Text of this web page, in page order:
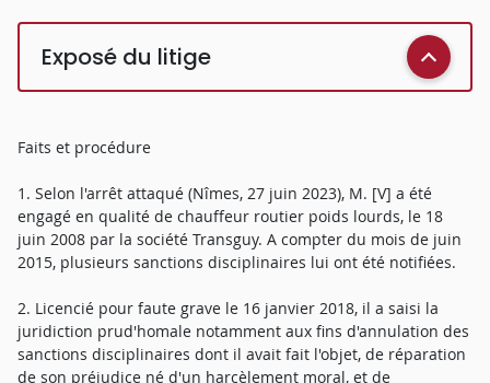
Exposé du litige
Faits et procédure
1. Selon l'arrêt attaqué (Nîmes, 27 juin 2023), M. [V] a été
engagé en qualité de chauffeur routier poids lourds, le 18
juin 2008 par la société Transguy. A compter du mois de juin
2015, plusieurs sanctions disciplinaires lui ont été notifiées.
2. Licencié pour faute grave le 16 janvier 2018, il a saisi la
juridiction prud'homale notamment aux fins d'annulation des
sanctions disciplinaires dont il avait fait l'objet, de réparation
de son préjudice né d'un harcèlement moral, et de